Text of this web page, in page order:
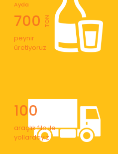
700
Ayda
TON
peynir
üretiyoruz
100
araçlık filo ile
yollardayız